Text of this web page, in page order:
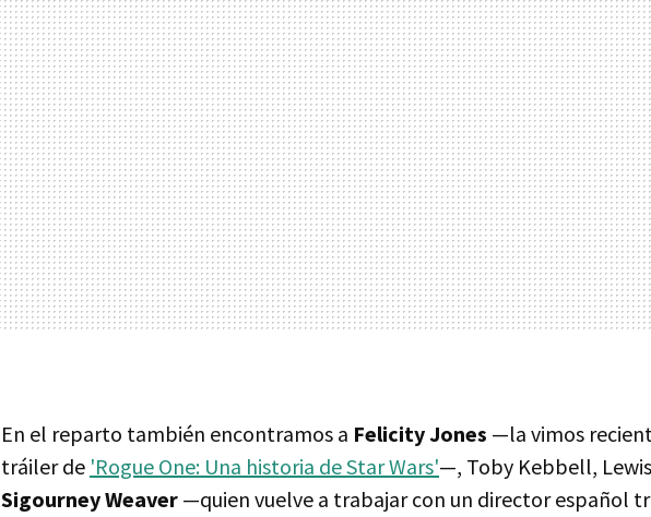
En el reparto también encontramos a Felicity Jones —la vimos
tráiler de 'Rogue One: Una historia de Star Wars'—, Toby Kebbell,
Sigourney Weaver —quien vuelve a trabajar con un director español